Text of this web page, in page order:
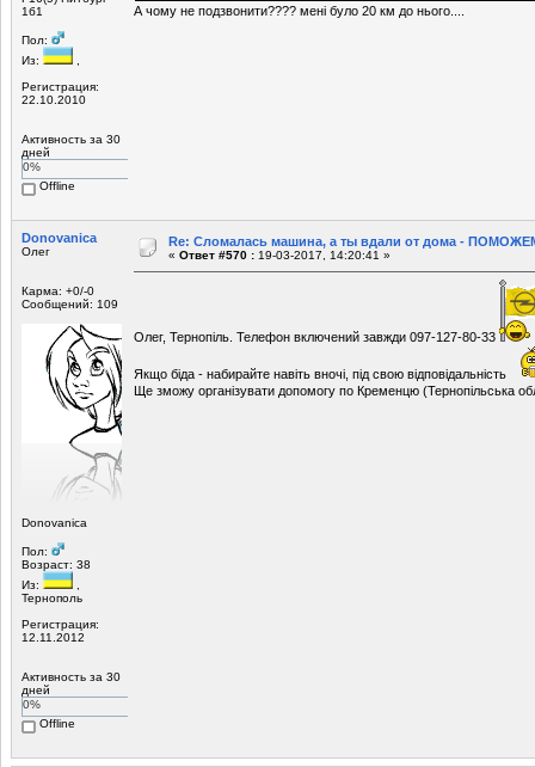
1б1
Пол:
Из:
Регистрация:
22.10.2010
Активность за 30
дней
0%
Offline
А чому не подзвонити???? мені було 20 км до нього....
Donovanica
Олег
Карма: +0/-0
Сообщений: 109
Donovanica
Пол:
Возраст: 38
Из:
Тернополь
Регистрация:
12.11.2012
Активность за 30
дней
0%
Offline
Re: Сломалась машина, а ты вдали от дома -
« Ответ #570 : 19-03-2017, 14:20:41 »
Олег, Тернопіль. Телефон включений завжди 097-127-80-33
Якщо біда - набирайте навіть вночі, під свою відповідальність
Ще зможу організувати допомогу по Кременцю (Тернопільська